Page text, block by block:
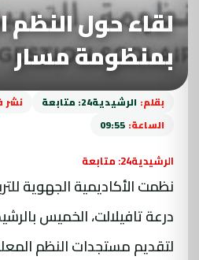
لقاء حول النظم
بمنظومة مسار
بقلم: الرشيدية24: متابعة نشر
الساعة: 09:55
الرشيدية24: متابعة
نظمت الأكاديمية الجهوية
درعة تافيلالت، الخميس
لتقديم مستجدات النظم